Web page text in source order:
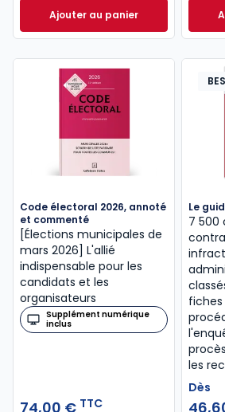
Ajouter au panierCode de procédure civile
Code électoral 2026, annoté
et commenté
[Élections municipales de
mars 2026] L'allié
indispensable pour les
candidats et les
organisateurs
Supplément numérique
inclus
74,00 € TTC
Le
7 500
les
Dès